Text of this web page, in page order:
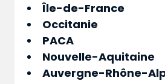
Île-de-France
Occitanie
PACA
Nouvelle-Aquitaine
Auvergne-Rhône-